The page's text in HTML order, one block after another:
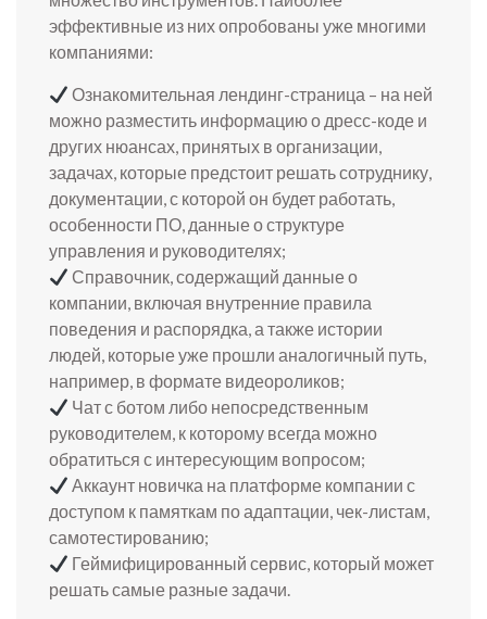
эффективные из них опробованы уже многими
компаниями:
Ознакомительная лендинг-страница – на ней
можно разместить информацию о дресс-коде и
других нюансах, принятых в организации,
задачах, которые предстоит решать сотруднику,
документации, с которой он будет работать,
особенности ПО, данные о структуре
управления и руководителях;
Справочник, содержащий данные о
компании, включая внутренние правила
поведения и распорядка, а также истории
людей, которые уже прошли аналогичный путь,
например, в формате видеороликов;
Чат с ботом либо непосредственным
руководителем, к которому всегда можно
обратиться с интересующим вопросом;
Аккаунт новичка на платформе компании с
доступом к памяткам по адаптации, чек-листам,
самотестированию;
Геймифицированный сервис, который может
решать самые разные задачи.